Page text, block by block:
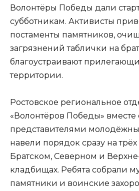
Волонтёры Победы дали
субботникам. Активисты
постаменты памятников,
загрязнений таблички на
благоустраивают
территории.
Ростовское региональное
«Волонтёров Победы» вместе
представителями
навели порядок сразу на
Братском, Северном и
кладбищах. Ребята собрали
памятники и воинские